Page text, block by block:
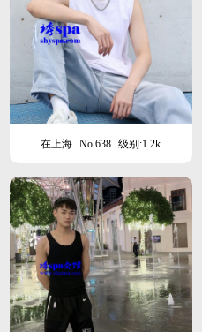
在上海 No.638 级别:1.2k